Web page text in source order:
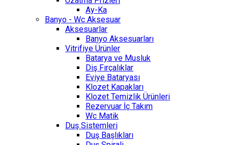
Ay-Ka
Banyo - Wc Aksesuar
Aksesuarlar
Banyo Aksesuarları
Vitrifiye Ürünler
Batarya ve Musluk
Diş Fırçalıklar
Eviye Bataryası
Klozet Kapakları
Klozet Temizlik Ürünleri
Rezervuar İç Takım
Wc Matik
Duş Sistemleri
Duş Başlıkları